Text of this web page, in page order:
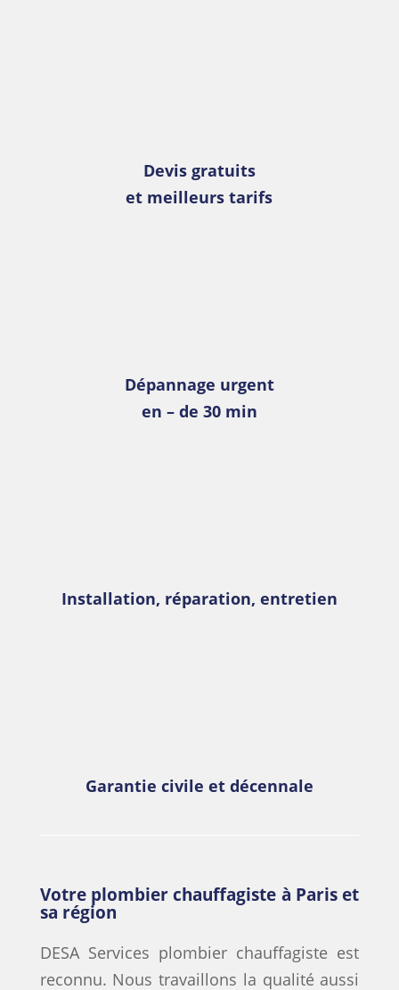
Devis gratuits
et meilleurs tarifs
Dépannage urgent
en – de 30 min
Installation, réparation, entretien
Garantie civile et décennale
Votre plombier chauffagiste à Paris et
sa région
DESA Services plombier chauffagiste est
reconnu. Nous travaillons la qualité aussi